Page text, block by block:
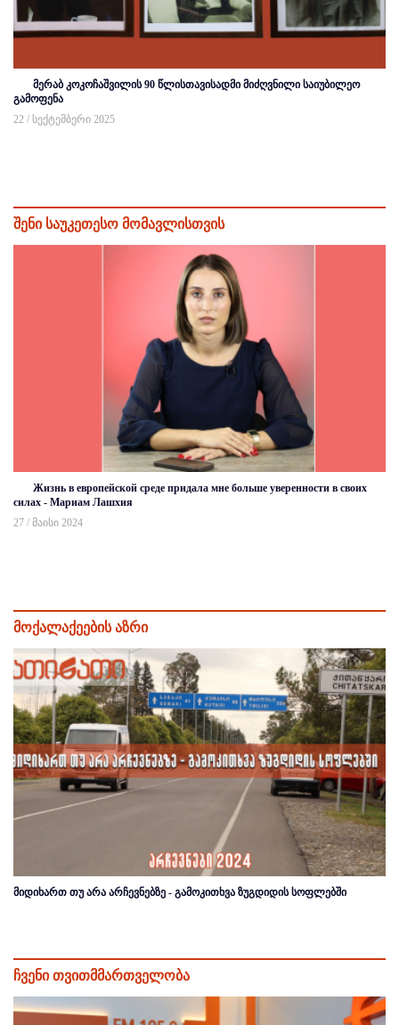
მერაბ კოკოჩაშვილის 90 წლისთავისადმი მიძღვნილი საიუბილეო
გამოფენა
22 / სექტემბერი 2025
შენი საუკეთესო მომავლისთვის
Жизнь в европейской среде придала мне больше уверенности в своих
силах - Мариам Лашхия
27 / მაისი 2024
მოქალაქეების აზრი
მიდიხართ თუ არა არჩევნებზე - გამოკითხვა ზუგდიდის სოფლებში
ჩვენი თვითმმართველობა